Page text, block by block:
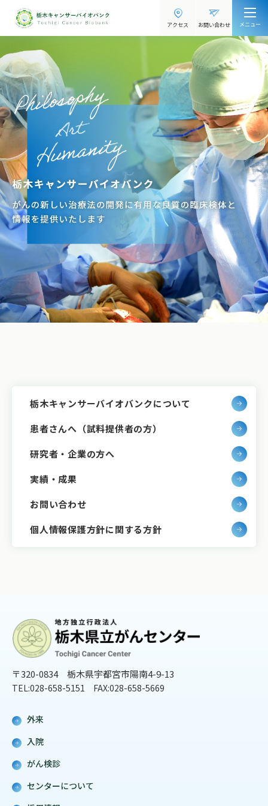
アクセス お問い合わせ メニュー
栃木キャンサーバイオバンクについて
患者さんへ（試料提供者の方）
研究者・企業の方へ
実績・成果
お問い合わせ
個人情報保護方針に関する方針
〒320-0834 栃木県宇都宮市陽南4-9-13
TEL:028-658-5151 FAX:028-658-5669
外来
入院
がん検診
センターについて